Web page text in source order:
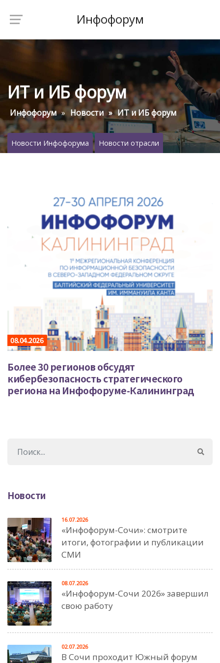
Инфофорум
ИТ и ИБ форум
Инфофорум Новости ИТ и ИБ форум
Новости Инфофорума Новости отрасли
08.04.2026
Более 30 регионов обсудят
кибербезопасность стратегического
региона на Инфофоруме-Калининград
Новости
«Инфофорум-Сочи»: смотрите
итоги, фотографии и публикации
СМИ
16.07.2026
«Инфофорум-Сочи 2026» завершил
свою работу
08.07.2026
В Сочи проходит Южный форум
02.07.2026